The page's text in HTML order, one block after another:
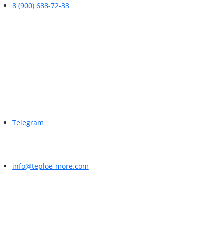
8 (900) 688-72-33
Telegram
info@teploe-more.com